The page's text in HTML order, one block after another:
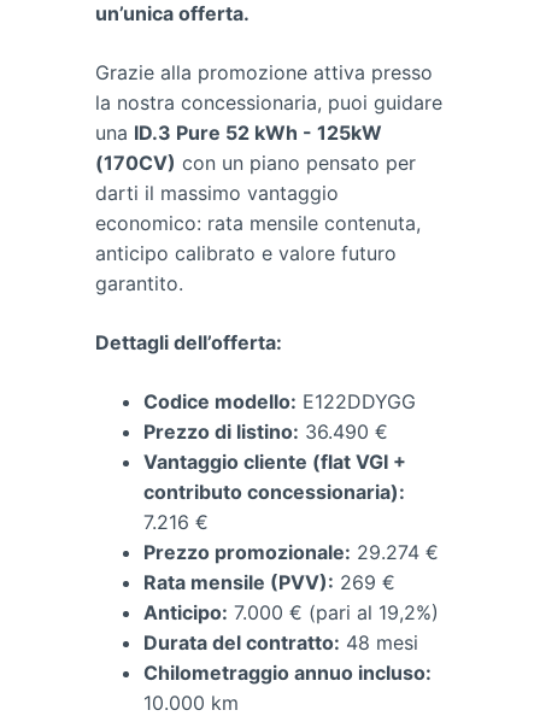
un’unica offerta.
Grazie alla promozione attiva presso
la nostra concessionaria, puoi guidare
una ID.3 Pure 52 kWh - 125kW
(170CV) con un piano pensato per
darti il massimo vantaggio
economico: rata mensile contenuta,
anticipo calibrato e valore futuro
garantito.
Dettagli dell’offerta:
Codice modello: E122DDYGG
Prezzo di listino: 36.490 €
Vantaggio cliente (flat VGI +
contributo concessionaria):
7.216 €
Prezzo promozionale: 29.274 €
Rata mensile (PVV): 269 €
Anticipo: 7.000 € (pari al 19,2%)
Durata del contratto: 48 mesi
Chilometraggio annuo incluso:
10.000 km